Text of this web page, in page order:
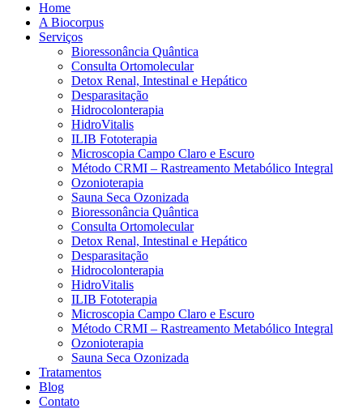
Home
A Biocorpus
Serviços
Bioressonância Quântica
Consulta Ortomolecular
Detox Renal, Intestinal e Hepático
Desparasitação
Hidrocolonterapia
HidroVitalis
ILIB Fototerapia
Microscopia Campo Claro e Escuro
Método CRMI – Rastreamento Metabólico Integral
Ozonioterapia
Sauna Seca Ozonizada
Bioressonância Quântica
Consulta Ortomolecular
Detox Renal, Intestinal e Hepático
Desparasitação
Hidrocolonterapia
HidroVitalis
ILIB Fototerapia
Microscopia Campo Claro e Escuro
Método CRMI – Rastreamento Metabólico Integral
Ozonioterapia
Sauna Seca Ozonizada
Tratamentos
Blog
Contato